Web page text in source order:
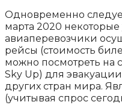
Одновременно
марта 2020
авиаперевозчики
рейсы (стоимость
можно посмотреть на
Sky Up) для
других стран мира.
(учитывая спрос